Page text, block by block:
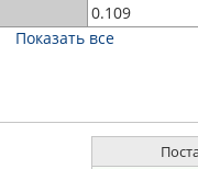
0.109
Показать все